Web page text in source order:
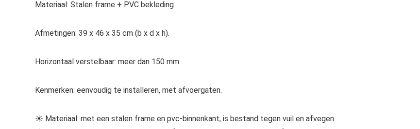
Materiaal: Stalen frame + PVC bekleding
Afmetingen: 39 x 46 x 35 cm (b x d x h).
Horizontaal verstelbaar: meer dan 150 mm
Kenmerken: eenvoudig te installeren, met afvoergaten.
☀ Materiaal: met een stalen frame en pvc-binnenkant, is bestand tegen vuil en afvegen.